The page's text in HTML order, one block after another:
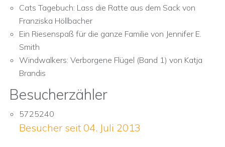
Cats Tagebuch: Lass die Ratte aus dem Sack von
Franziska Höllbacher
Ein Riesenspaß für die ganze Familie von Jennifer E.
Smith
Windwalkers: Verborgene Flügel (Band 1) von Katja
Brandis
Besucherzähler
5725240
Besucher seit 04. Juli 2013